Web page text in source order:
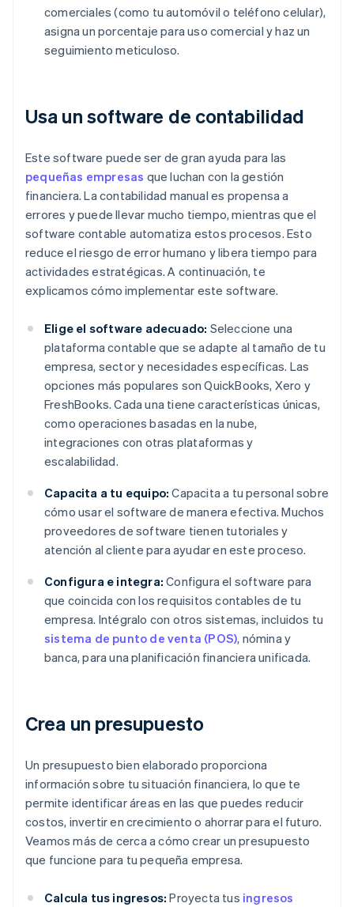
comerciales (como tu automóvil o teléfono celular),
asigna un porcentaje para uso comercial y haz un
seguimiento meticuloso.
Usa un software de contabilidad
Este software puede ser de gran ayuda para las
pequeñas empresas que luchan con la gestión
financiera. La contabilidad manual es propensa a
errores y puede llevar mucho tiempo, mientras que el
software contable automatiza estos procesos. Esto
reduce el riesgo de error humano y libera tiempo para
actividades estratégicas. A continuación, te
explicamos cómo implementar este software.
Elige el software adecuado: Seleccione una
plataforma contable que se adapte al tamaño de tu
empresa, sector y necesidades específicas. Las
opciones más populares son QuickBooks, Xero y
FreshBooks. Cada una tiene características únicas,
como operaciones basadas en la nube,
integraciones con otras plataformas y
escalabilidad.
Capacita a tu equipo: Capacita a tu personal sobre
cómo usar el software de manera efectiva. Muchos
proveedores de software tienen tutoriales y
atención al cliente para ayudar en este proceso.
Configura e integra: Configura el software para
que coincida con los requisitos contables de tu
empresa. Intégralo con otros sistemas, incluidos tu
sistema de punto de venta (POS), nómina y
banca, para una planificación financiera unificada.
Crea un presupuesto
Un presupuesto bien elaborado proporciona
información sobre tu situación financiera, lo que te
permite identificar áreas en las que puedes reducir
costos, invertir en crecimiento o ahorrar para el futuro.
Veamos más de cerca a cómo crear un presupuesto
que funcione para tu pequeña empresa.
Calcula tus ingresos: Proyecta tus ingresos